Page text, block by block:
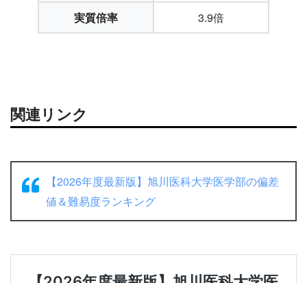
実質倍率
3.9倍
関連リンク
【2026年度最新版】旭川医科大学医学部の偏差
値＆難易度ランキング